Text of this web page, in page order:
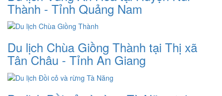
Thành - Tỉnh Quảng Nam
Du lịch Chùa Giồng Thành tại Thị xã
Tân Châu - Tỉnh An Giang